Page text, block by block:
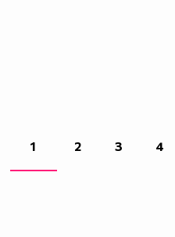
1 2 3 4